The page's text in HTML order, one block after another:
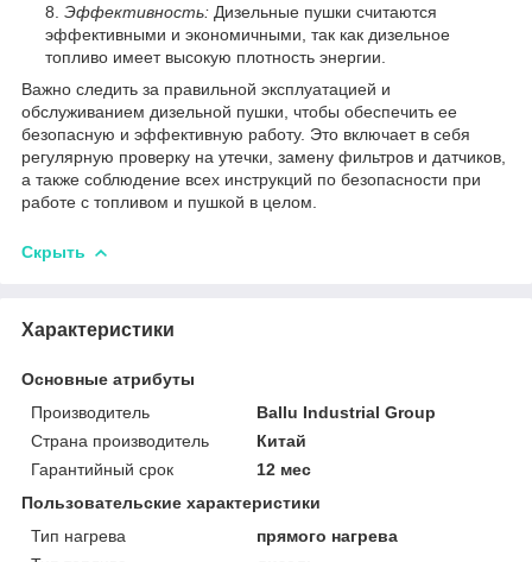
Эффективность: Дизельные пушки считаются
эффективными и экономичными, так как дизельное
топливо имеет высокую плотность энергии.
Важно следить за правильной эксплуатацией и
обслуживанием дизельной пушки, чтобы обеспечить ее
безопасную и эффективную работу. Это включает в себя
регулярную проверку на утечки, замену фильтров и датчиков,
а также соблюдение всех инструкций по безопасности при
работе с топливом и пушкой в целом.
Скрыть
Характеристики
Основные атрибуты
Производитель
Ballu Industrial Group
Страна производитель
Китай
Гарантийный срок
12 мес
Пользовательские характеристики
Тип нагрева
прямого нагрева